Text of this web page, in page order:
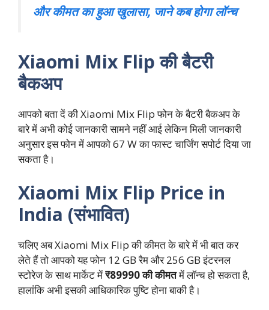
और कीमत का हुआ खुलासा, जाने कब होगा लॉन्च
Xiaomi Mix Flip की बैटरी
बैकअप
आपको बता दें की Xiaomi Mix Flip फोन के बैटरी बैकअप के
बारे में अभी कोई जानकारी सामने नहीं आई लेकिन मिली जानकारी
अनुसार इस फोन में आपको 67 W का फास्ट चार्जिंग सपोर्ट दिया जा
सकता है।
Xiaomi Mix Flip Price in
India (संभावित)
चलिए अब Xiaomi Mix Flip की कीमत के बारे में भी बात कर
लेते हैं तो आपको यह फोन 12 GB रैम और 256 GB इंटरनल
स्टोरेज के साथ मार्केट में₹89990 की कीमतमें लॉन्च हो सकता है,
हालांकि अभी इसकी आधिकारिक पुष्टि होना बाकी है।